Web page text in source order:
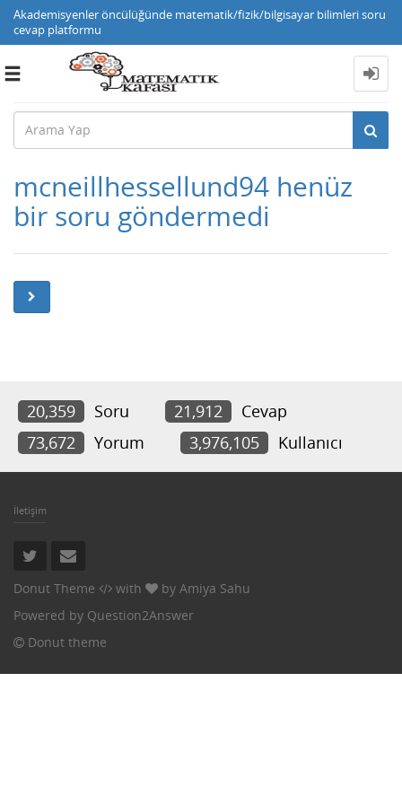
Akademisyenler öncülüğünde matematik/fizik/bilgisayar bilimleri soru
cevap platformu
Toggle
mcneillhessellund94 henüz
bir soru göndermedi
20,359 Soru 21,912
Cevap
73,672
Yorum 3,976,105 Kullanıcı
İletişim
Donut Theme with by Amiya Sahu
Powered by Question2Answer
Donut theme